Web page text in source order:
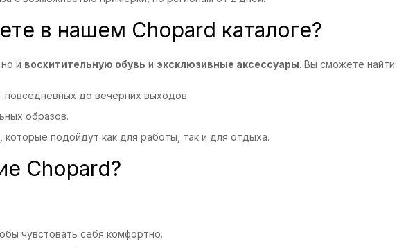
в нашем Chopard каталоге?
и восхитительную обувь и эксклюзивные аксессуары. Вы сможете найти:
до вечерних выходов.
образов.
подойдут как для работы, так и для отдыха.
Chopard?
чувстовать себя комфортно.